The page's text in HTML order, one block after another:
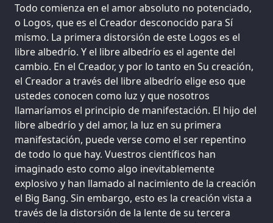
Todo comienza en el amor absoluto no potenciado,
o Logos, que es el Creador desconocido para Sí
mismo. La primera distorsión de este Logos es el
libre albedrío. Y el libre albedrío es el agente del
cambio. En el Creador, y por lo tanto en Su creación,
el Creador a través del libre albedrío elige eso que
ustedes conocen como luz y que nosotros
llamaríamos el principio de manifestación. El hijo del
libre albedrío y del amor, la luz en su primera
manifestación, puede verse como el ser repentino
de todo lo que hay. Vuestros científicos han
imaginado esto como algo inevitablemente
explosivo y han llamado al nacimiento de la creación
el Big Bang. Sin embargo, esto es la creación vista a
través de la distorsión de la lente de su tercera